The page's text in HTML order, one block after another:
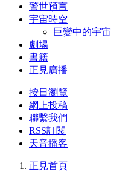
警世預言
宇宙時空
巨變中的宇宙
劇場
書籍
正見廣播
按日瀏覽
網上投稿
聯繫我們
RSS訂閱
天音播客
正見首頁